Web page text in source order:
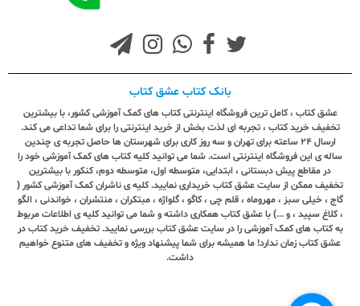
بانک کتاب عشق کتاب
عشق کتاب ، کامل ترین فروشگاه اینترنتی کتاب های کمک آموزشی کشور، با بیشترین
تخفیف خرید کتاب ، تجربه ای لذت بخش از خرید اینترنتی را برای شما تداعی می کند.
ارسال ٢٤ ساعته برای تهران و سه روز کاری برای شهرستان ها حاصل تجربه ی چندین
ساله ی این فروشگاه اینترنتی است. شما می توانید کلیه کتاب های کمک آموزشی خود را
در مقاطع پیش دبستانی ، ابتدایی، متوسطه اول، متوسطه دوم، کنکور با بیشترین
تخفیف ممکن از سایت عشق کتاب خریداری نمایید. کلیه ی ناشران کمک آموزشی کشور (
گاج ، خیلی سبز ، مهروماه ، قلم چی ، کاگو ، گلواژه ، مبتکران ، منتشران ، خواندنی ، الگو
، کلاغ سپید ، و ...) با عشق کتاب همکاری داشته و شما می توانید کلیه ی اطلاعات مربوط
به کتاب های کمک آموزشی را در سایت عشق کتاب بررسی نمایید. تخفیف خرید کتاب در
عشق کتاب زمان ندارد! ما همیشه برای شما پیشنهاد ویژه و تخفیف های متنوع خواهیم
داشت.